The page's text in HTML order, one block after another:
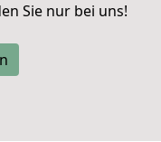
Sie nur bei uns!